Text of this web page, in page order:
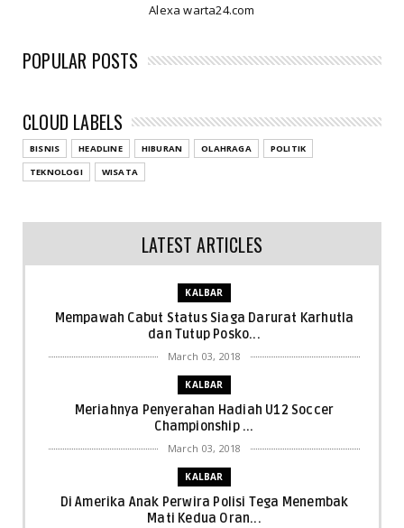
Alexa warta24.com
POPULAR POSTS
CLOUD LABELS
BISNIS HEADLINE HIBURAN OLAHRAGA
POLITIK
TEKNOLOGI
WISATA
LATEST ARTICLES
KALBAR
Mempawah Cabut Status Siaga Darurat Karhutla
dan Tutup Posko...
March 03, 2018
KALBAR
Meriahnya Penyerahan Hadiah U12 Soccer
Championship ...
March 03, 2018
KALBAR
Di Amerika Anak Perwira Polisi Tega Menembak
Mati Kedua Oran...